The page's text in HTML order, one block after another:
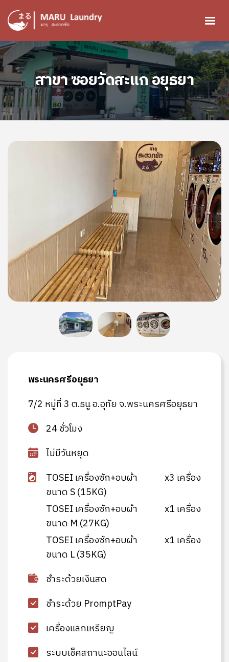
ข้ามไปยังเนื้อหาหลัก
Image
สาขา ซอยวัดสะแก อยุธยา
Image
Image
Image
Image
Image
Image
พระนครศรีอยุธยา
7/2 หมู่ที่ 3 ต.ธนู อ.อุทัย จ.พระนครศรีอยุธยา
24 ชั่วโมง
ไม่มีวันหยุด
TOSEI เครื่องซัก+อบผ้า
ขนาด S (15KG)
x3 เครื่อง
TOSEI เครื่องซัก+อบผ้า
ขนาด M (27KG)
x1 เครื่อง
TOSEI เครื่องซัก+อบผ้า
ขนาด L (35KG)
x1 เครื่อง
ชำระด้วยเงินสด
ชำระด้วย PromptPay
เครื่องแลกเหรียญ
ระบบเช็คสถานะออนไลน์